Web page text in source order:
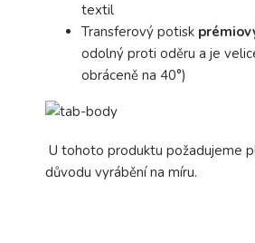
textil
Transferový potisk
odolný proti oděru a je
obráceně na 40°)
U tohoto produktu požadujeme
důvodu vyrábění na míru.